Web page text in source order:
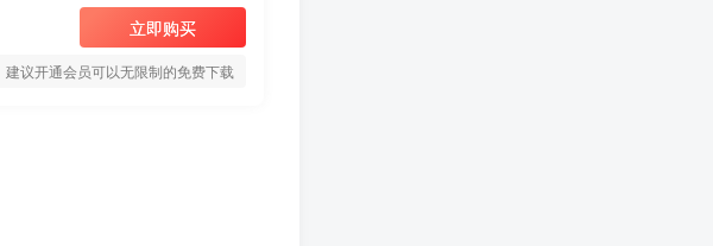
立即购买
建议开通会员可以无限制的免费下载